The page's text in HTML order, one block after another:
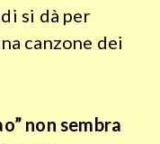
si dà per
canzone dei
non sembra